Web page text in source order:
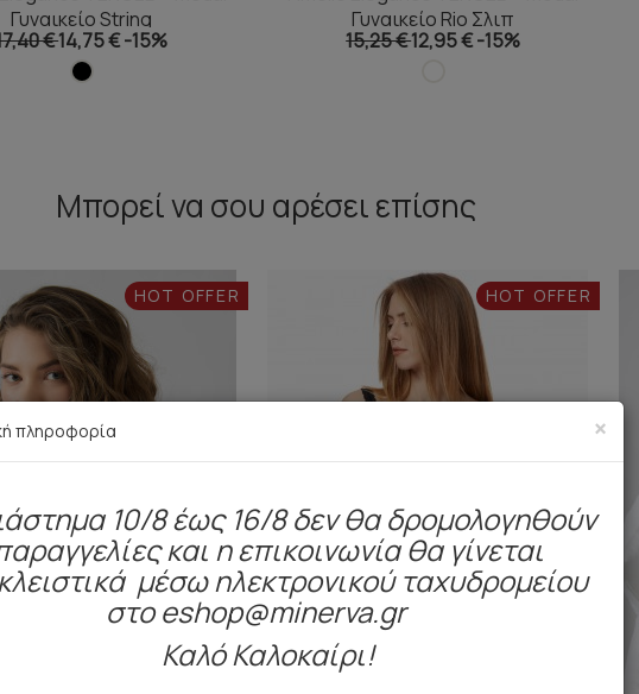
Γυναικείο String
€14,75 €-15%
Γυναικείο Rio Σλιπ
15,25 €12,95 €-15%
Μπορεί να σου αρέσει επίσης
HOT OFFER HOT OFFER
×
πληροφορία
10/8 έως 16/8 δεν θα δρομολογηθούν
και η επικοινωνία θα γίνεται
μέσω ηλεκτρονικού ταχυδρομείου
στο eshop@minerva.gr
Καλό Καλοκαίρι!